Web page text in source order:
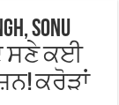
Sonu
ਸਣੇ ਕਈ
ਕਰੋੜਾਂ